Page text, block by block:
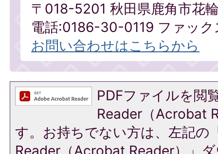
〒018-5201 秋田県鹿角市花
電話:0186-30-0119 ファッ
お問い合わせはこちらから
PDFファイルを閲
Reader（Acrobat
す。お持ちでない方は、左記の